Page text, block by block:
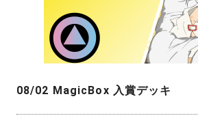
08/02 MagicBox 入賞デッキ